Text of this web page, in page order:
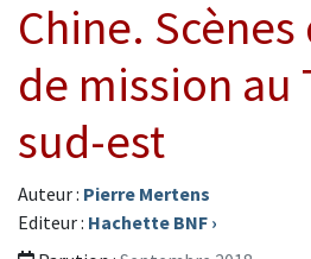
Chine.
de mission au
sud-est
Auteur : Pierre Mertens
Editeur : Hachette BNF ›